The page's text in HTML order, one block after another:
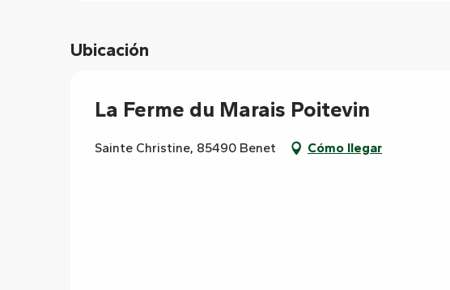
Ubicación
La Ferme du Marais Poitevin
Sainte Christine, 85490 Benet Cómo llegar